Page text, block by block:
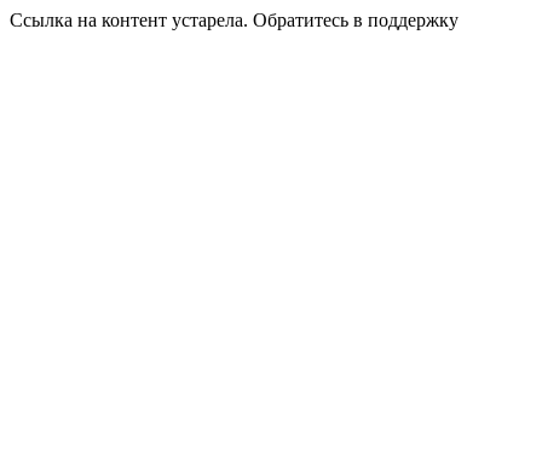
Ссылка на контент устарела. Обратитесь в поддержку